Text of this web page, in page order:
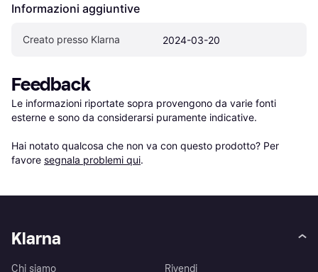
Informazioni aggiuntive
Creato presso Klarna 2024-03-20
Feedback
Le informazioni riportate sopra provengono da varie fonti
esterne e sono da considerarsi puramente indicative.
Hai notato qualcosa che non va con questo prodotto? Per
favore segnala problemi qui.
Klarna
Chi siamo
Rivendi